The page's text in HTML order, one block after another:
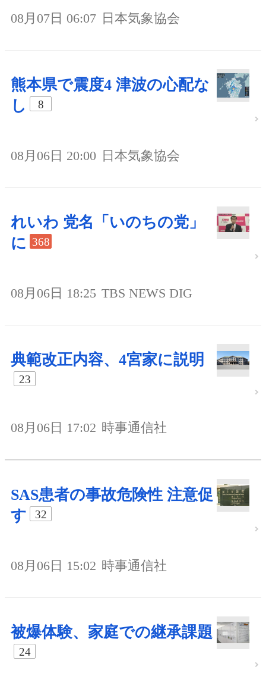
08月07日 06:07 日本気象協会
熊本県で震度4 津波の心配な
し
8
08月06日 20:00 日本気象協会
れいわ 党名「いのちの党」
に 368
08月06日 18:25 TBS NEWS DIG
典範改正内容、4宮家に説明
23
08月06日 17:02 時事通信社
SAS患者の事故危険性 注意促
す
32
08月06日 15:02 時事通信社
被爆体験、家庭での継承課題
24